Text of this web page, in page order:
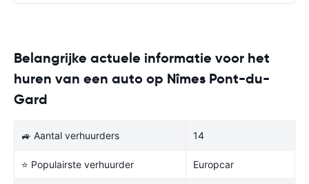
Belangrijke actuele informatie voor het
huren van een auto op Nîmes Pont-du-
Gard
🚙 Aantal verhuurders 14
⭐ Populairste verhuurder Europcar